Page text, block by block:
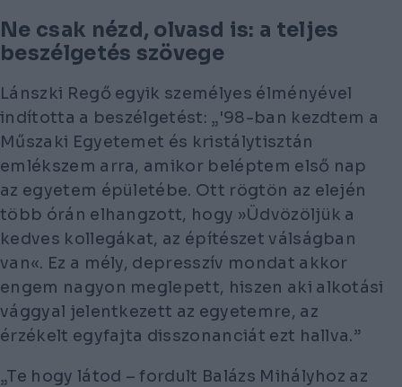
Ne csak nézd, olvasd is: a teljes
beszélgetés szövege
Lánszki Regő egyik személyes élményével
indította a beszélgetést: „'98-ban kezdtem a
Műszaki Egyetemet és kristálytisztán
emlékszem arra, amikor beléptem első nap
az egyetem épületébe. Ott rögtön az elején
több órán elhangzott, hogy »Üdvözöljük a
kedves kollegákat, az építészet válságban
van«. Ez a mély, depresszív mondat akkor
engem nagyon meglepett, hiszen aki alkotási
vággyal jelentkezett az egyetemre, az
érzékelt egyfajta disszonanciát ezt hallva.”
„Te hogy látod – fordult Balázs Mihályhoz az